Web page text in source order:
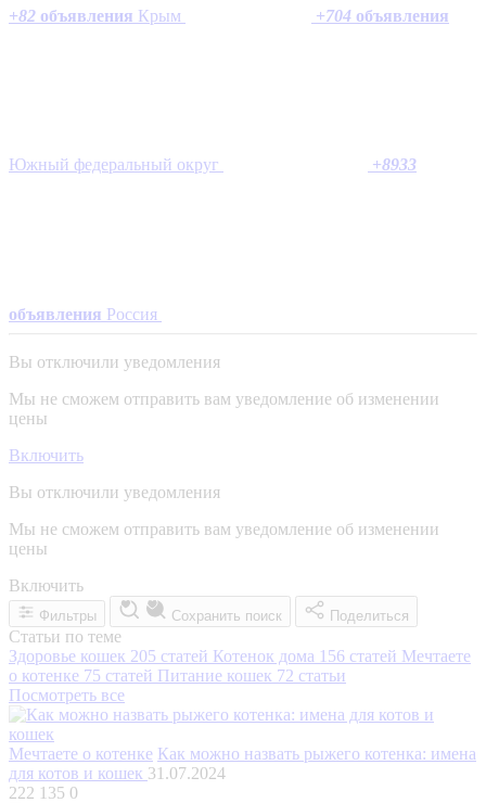
+82 объявления Крым +704 объявления
Южный федеральный округ +8933
объявления Россия
Вы отключили уведомления
Мы не сможем отправить вам уведомление об изменении
цены
Включить
Вы отключили уведомления
Мы не сможем отправить вам уведомление об изменении
цены
Включить
Фильтры Сохранить поиск Поделиться
Статьи по теме
Здоровье кошек 205 статей Котенок дома 156 статей Мечтаете
о котенке 75 статей Питание кошек 72 статьи
Посмотреть все
Мечтаете о котенке Как можно назвать рыжего котенка: имена
для котов и кошек 31.07.2024
222 135 0